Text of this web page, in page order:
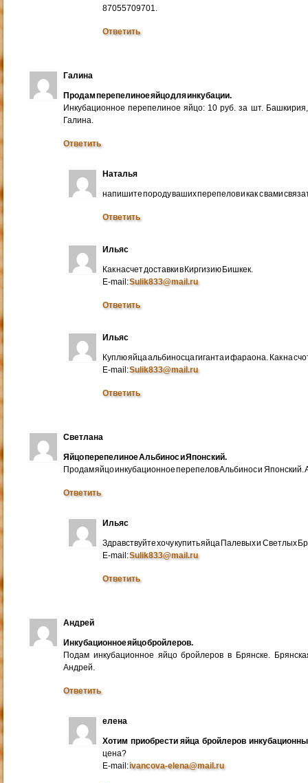
87055709701.
Ответить
Галина
Продам перепелиное яйцо для инкубации.
Инкубационное перепелиное яйцо: 10 руб. за шт.
Галина.
Ответить
Наталья
напишите породу ваших перепелов и как с вами
Ответить
Ильяс
Как насчет доставки в Киргизию Бишкек.
E-mail:Sulik833@mail.ru
Ответить
Ильяс
Куплю яйца альбиносца гиганта и фараона. Как на
E-mail:Sulik833@mail.ru
Ответить
Светлана
Яйцо перепелиное Альбинос и Японский.
Продам яйцо инкубационное перепелов Альбинос и
Ответить
Ильяс
Здравствуйте хочу купить яйца Палевых и Светлых
E-mail:Sulik833@mail.ru
Ответить
Андрей
Инкубационное яйцо бройлеров.
Подам инкубационное яйцо бройлеров в Брянске.
Андрей.
Ответить
елена
Хотим приобрести яйца бройлеров
цена?
E-mail:ivancova-elena@mail.ru